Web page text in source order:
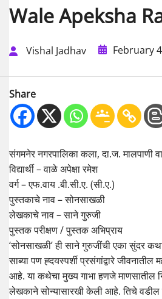
Wale Apeksha
Vishal Jadhav February
Share
संगमनेर नगरपालिका कला, दा.ज. मालपाणी
विद्यार्थी – वाळे अपेक्षा रमेश
वर्ग – एफ.वाय .बी.सी.ए. (सी.ए.)
पुस्तकाचे नाव – सोनसाखळी
लेखकाचे नाव – साने गुरुजी
पुस्तक परीक्षण / पुस्तक अभिप्राय
‘सोनसाखळी’ ही साने गुरुजींची एका सुंदर
साब्या पण ह्दयस्पर्शी प्रसंगांद्वारे
आहे. या कथेचा मुख्य गाभा हणजे
लेखकाने सोन्यासारखी केली आहे. तिचे वडील